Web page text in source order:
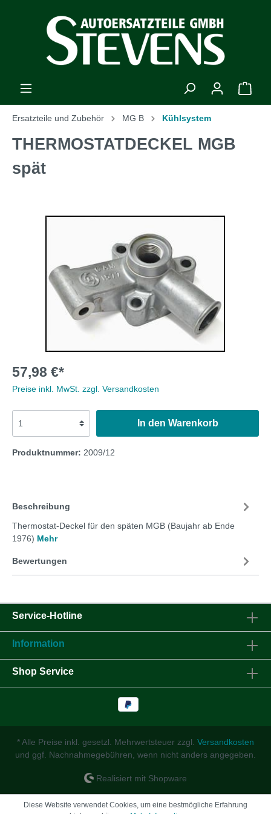
Ersatzteile und Zubehör MG B Kühlsystem
THERMOSTATDECKEL MGB
spät
57,98 €*
Preise inkl. MwSt. zzgl. Versandkosten
In den Warenkorb
Produktnummer: 2009/12
Beschreibung
Thermostat-Deckel für den späten MGB (Baujahr ab Ende
1976) Mehr
Bewertungen
Service-Hotline
Information
Shop Service
* Alle Preise inkl. gesetzl. Mehrwertsteuer zzgl. Versandkosten
und ggf. Nachnahmegebühren, wenn nicht anders angegeben.
Realisiert mit Shopware
Diese Website verwendet Cookies, um eine bestmögliche Erfahrung